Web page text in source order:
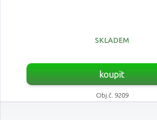
SKLADEM
koupit
Obj.č. 9209